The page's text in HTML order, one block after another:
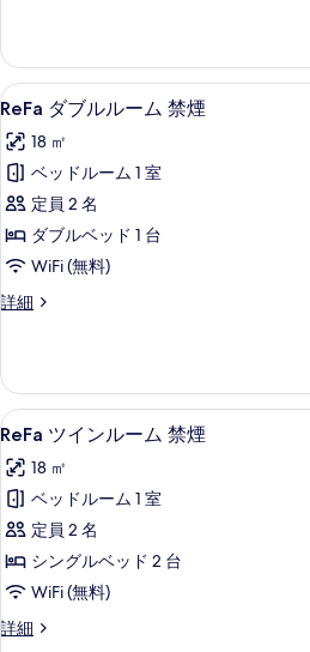
示
す
る
禁
煙
の
す
べ
て
の
写
真
示
す
る
ブ
ル
ル
ム
禁
煙
の
詳
細
ReFa
ダ
ブ
ル
ル
ー
ム
禁
の
す
べ
て
の
写
真
を
表
8
ReFa ダブルルーム 禁煙
18 ㎡
ベッドルーム 1 室
定員 2 名
ダブルベッド 1 台
WiFi (無料)
詳細
ReFa
ル
ー
ム
煙
の
詳
細
ReFa
ツ
イ
ン
ル
ー
ム
禁
7
ReFa ツインルーム 禁煙
18 ㎡
ベッドルーム 1 室
定員 2 名
シングルベッド 2 台
WiFi (無料)
詳細
ReFa